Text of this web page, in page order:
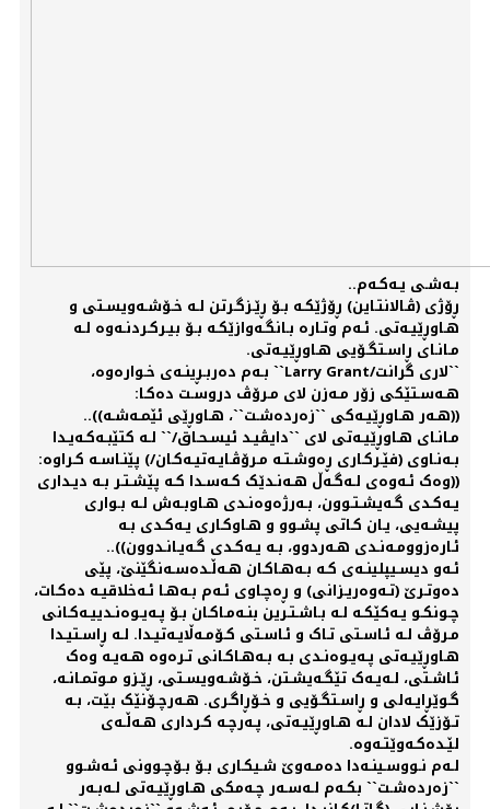
بـەشـی یـەکـەم..
ڕۆژی (ڤـالانتـاین) ڕۆژێکـە بـۆ ڕێـزگـرتن لـە خـۆشـەویسـتی و
هـاوڕێیـەتی. ئـەم وتـارە بـانگـەوازێکـە بـۆ بیـرکـردنـەوە لـە
مـانـای ڕاسـتگـۆیی هـاوڕێیـەتی.
``لاری گرانت/Larry Grant`` بـەم دەربـڕینـەی خـوارەوە،
هـەسـتێکی زۆر مـەزن لای مـرۆڤ دروسـت دەکـا:
((هـەر هـاوڕێیـەکی ``زەردەشـت``، هـاوڕێی ئێمـەشـە))..
مـانـای هـاوڕێیـەتی لای ``دایڤیـد ئیسـحـاق/`` لـە کتێبـەکـەیـدا
بـەنـاوی (فێـرکـاری ڕەوشـتـە مـرۆڤـایـەتیـەکـان/) پێنـاسـە کـراوە:
((وەک ئـەوەی لـەگـەڵ هـەنـدێک کـەسـدا کـە پێشـتـر بـە دیـداری
یـەکـدی گـەیشـتـوون، بـەرژەوەنـدی هـاوبـەش لـە بـواری
پیشـەیی، یـان کـاتی پشـوو و هـاوکـاری یـەکـدی بـە
ئـارەزوومـەنـدی هـەردوو، بـە یـەکـدی گـەیـانـدوون))..
ئـەو دیسـیپلینـەی کـە بـەهـاکـان هـەڵـدەسـەنگێنێ، پێی
دەوتـرێ (تـەوەریـزانی) و ڕەچـاوی ئـەم بـەهـا ئـەخلاقیـە دەکـات،
چـونکـو یـەکێکـە لـە بـاشـتـرین بنـەمـاکـان بـۆ پـەیـوەنـدییـەکـانی
مـرۆڤ لـە ئـاسـتی تـاک و ئـاسـتی کـۆمـەڵایـەتیـدا. لـە ڕاسـتیـدا
هـاوڕێیـەتی پـەیـوەنـدی بـە بـەهـاکـانی تـرەوە هـەیـە وەک
ئـاشـتی، لـەیـەک تێگـەیشـتن، خـۆشـەویسـتی، ڕێـزو مـوتمـانـە،
گـوێڕایـەلی و ڕاسـتگـۆیی و خـۆڕاگـری. هـەرچـۆنێک بێت، بـە
تـۆزێک لادان لـە هـاوڕێیـەتی، پـەرچـە کـرداری هـەڵـەی
لێـدەکـەوێتـەوە.
لـەم نـووسـینـەدا دەمـەوێ شـیکـاری بـۆ بـۆچـوونی ئـەشـوو
``زەردەشـت`` بکـەم لـەسـەر چـەمکی هـاوڕێیـەتی لـەبـەر